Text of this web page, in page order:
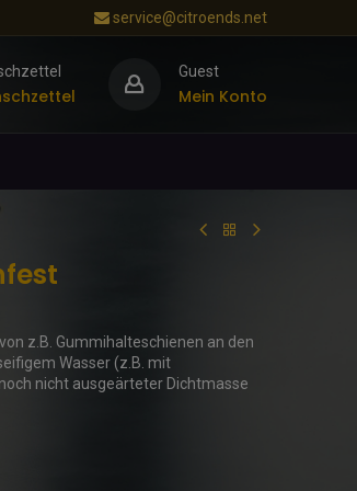
service@citroends.net
Guest
Mein Konto
z.B. Gummihalteschienen an den
Wasser (z.B. mit
nicht ausgeärteter Dichtmasse